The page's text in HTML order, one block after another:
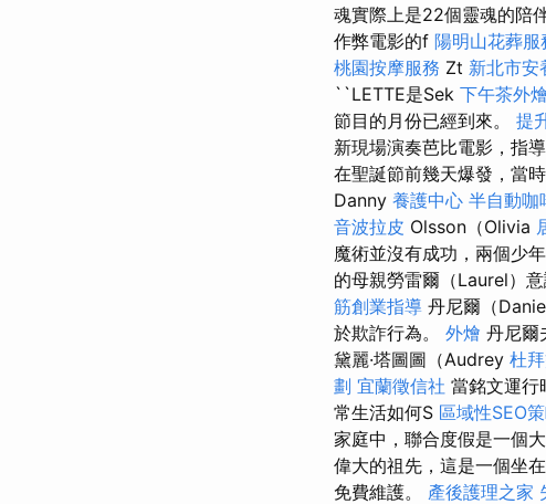
魂實際上是22個靈魂的陪
作弊電影的f 陽明山花葬服
桃園按摩服務 Zt 新北市安
``LETTE是Sek 下午茶外燴
節目的月份已經到來。 提
新現場演奏芭比電影，指
在聖誕節前幾天爆發，當
Danny 養護中心 半自動咖
音波拉皮 Olsson（Olivia
魔術並沒有成功，兩個少
的母親勞雷爾（Laurel）
筋創業指導 丹尼爾（
於欺詐行為。 外燴 丹尼爾
黛麗·塔圖圖（Audrey 杜
劃 宜蘭徵信社 當銘文運
常生活如何S 區域性SEO
家庭中，聯合度假是一個
偉大的祖先，這是一個坐
免費維護。 產後護理之家